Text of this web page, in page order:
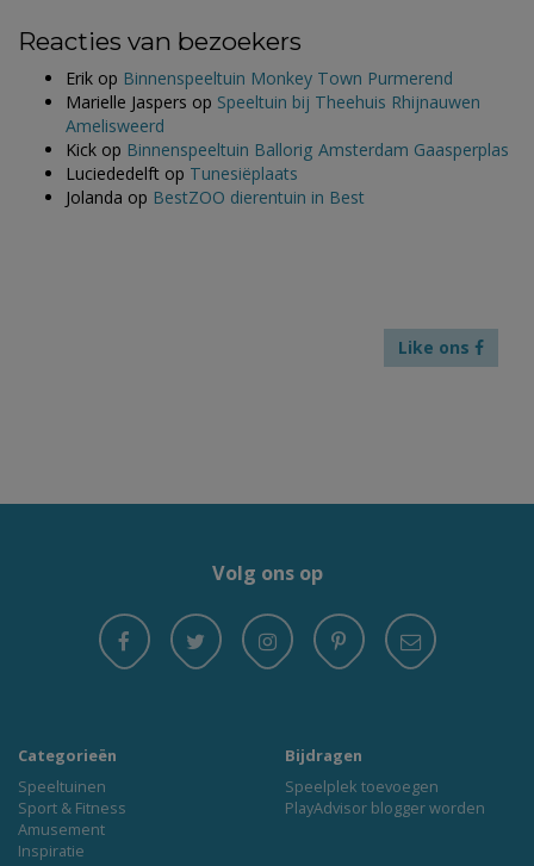
Reacties van bezoekers
Erik op Binnenspeeltuin Monkey Town Purmerend
Marielle Jaspers op Speeltuin bij Theehuis Rhijnauwen
Amelisweerd
Kick op Binnenspeeltuin Ballorig Amsterdam Gaasperplas
Luciededelft op Tunesiëplaats
Jolanda op BestZOO dierentuin in Best
Like ons
Volg ons op
Categorieën
Speeltuinen
Sport & Fitness
Amusement
Inspiratie
Bijdragen
Speelplek toevoegen
PlayAdvisor blogger worden